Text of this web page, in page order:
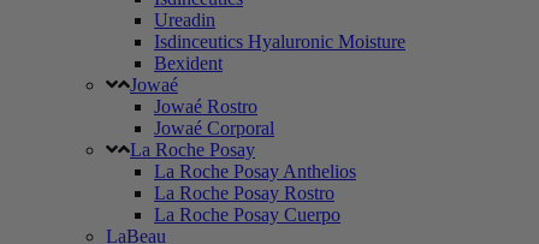
Ureadin
Isdinceutics Hyaluronic Moisture
Bexident
Jowaé
Jowaé Rostro
Jowaé Corporal
La Roche Posay
La Roche Posay Anthelios
La Roche Posay Rostro
La Roche Posay Cuerpo
LaBeau